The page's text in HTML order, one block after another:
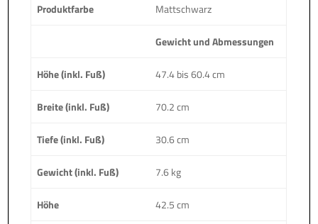
Produktfarbe Mattschwarz
Gewicht und Abmessungen
Höhe (inkl. Fuß) 47.4 bis 60.4 cm
Breite (inkl. Fuß) 70.2 cm
Tiefe (inkl. Fuß) 30.6 cm
Gewicht (inkl. Fuß) 7.6 kg
Höhe 42.5 cm